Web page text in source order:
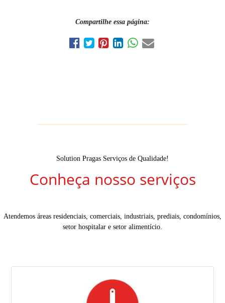
Compartilhe essa página:
Solution Pragas Serviços de Qualidade!
Conheça nosso serviços
Atendemos áreas residenciais, comerciais, industriais, prediais, condomínios,
setor hospitalar e setor alimentício.